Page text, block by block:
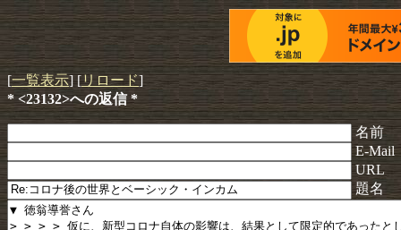
[一覧表示] [リロード]
* <23132>への返信 *
名前
E-Mail
URL
題名